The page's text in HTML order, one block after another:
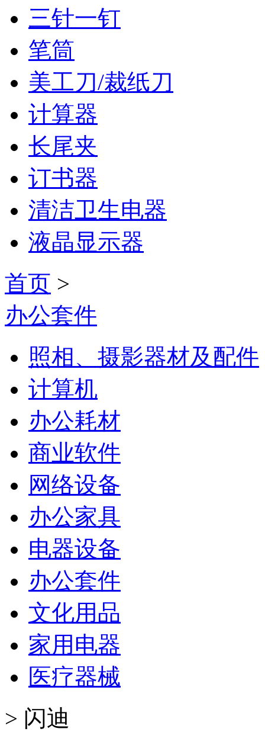
三针一钉
笔筒
美工刀/裁纸刀
计算器
长尾夹
订书器
清洁卫生电器
液晶显示器
首页 >
办公套件
照相、摄影器材及配件
计算机
办公耗材
商业软件
网络设备
办公家具
电器设备
办公套件
文化用品
家用电器
医疗器械
> 闪迪